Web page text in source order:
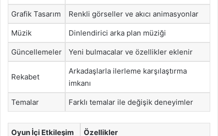
Grafik Tasarım Renkli görseller ve akıcı animasyonlar
Müzik Dinlendirici arka plan müziği
Güncellemeler Yeni bulmacalar ve özellikler eklenir
Rekabet
Arkadaşlarla ilerleme karşılaştırma
imkanı
Temalar Farklı temalar ile değişik deneyimler
Oyun İçi Etkileşim Özellikler